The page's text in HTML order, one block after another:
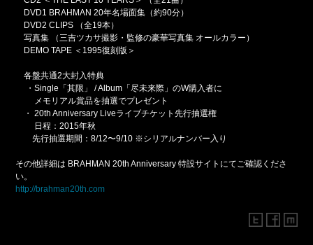
DVD1 BRAHMAN 20年名場面集（約90分）
DVD2 CLIPS （全19本）
写真集 （三吉ツカサ撮影・監修の豪華写真集 オールカラー）
DEMO TAPE ＜1995復刻版＞
各盤共通2大封入特典
・Single「其限」 / Album「尽未来際」のW購入者に
メモリアル賞品を抽選でプレゼント
・ 20th Anniversary Liveライブチケット先行抽選権
日程：2015年秋
先行抽選期間：8/12〜9/10 ※シリアルナンバー入り
その他詳細は BRAHMAN 20th Anniversary 特設サイトにてご確認くださ
い。
http://brahman20th.com